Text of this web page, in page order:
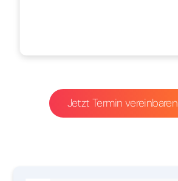
Jetzt Termin vereinbaren